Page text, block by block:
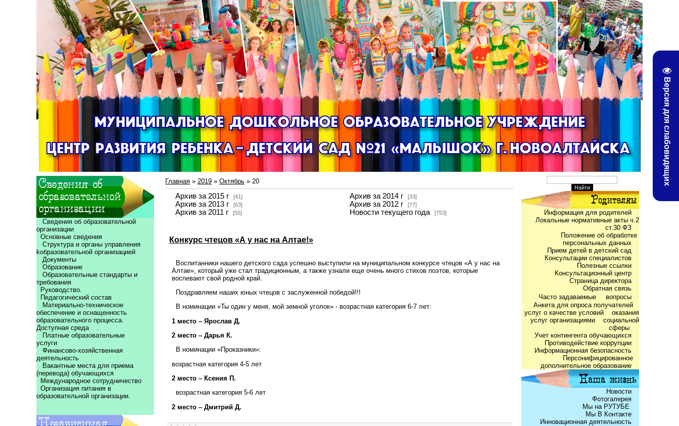
Версия для слабовидящих
Сведения об образовательной
организации
Основные сведения
Структура и органы управления
kобразовательной организацией
Документы
Образование
Образовательные стандарты и
требования
Руководство.
Педагогический состав
Материально-техническое
обеспечение и оснащенность
образовательного процесса.
Доступная среда
.
Платные образовательные
услуги
Финансово-хозяйственная
деятельность
Вакантные места для приема
(перевода) обучающихся
Международное сотрудничество
Организация питания в
образовательной организации.
Главная » 2019 » Октябрь » 20
Архив за 2015 г [41] Архив за 2014 г [33]
Архив за 2013 г [63] Архив за 2012 г [77]
Архив за 2011 г [55] Новости текущего года [753]
Конкурс чтецов «А у нас на Алтае!»
Воспитанники нашего детского сада успешно выступили на муниципальном конкурсе чтецов «А у нас на
Алтае», который уже стал традиционным, а также узнали еще очень много стихов поэтов, которые
воспевают свой родной край.
Поздравляем наших юных чтецов с заслуженной победой!!!
В номинации «Ты один у меня, мой земной уголок» - возрастная категория 6-7 лет:
1 место – Ярослав Д.
2 место – Дарья К.
В номинации «Проказники»:
возрастная категория 4-5 лет
2 место – Ксения П.
возрастная категория 5-6 лет
2 место – Дмитрий Д.
Информация для родителей
Локальные нормативные акты ч.2
ст.30 ФЗ
Положение об обработке
персональных данных
Прием детей в детский сад
Консультации специалистов
Полезные ссылки
Консультационный центр
Страница директора
Обратная связь
Часто задаваемые
вопросы
Анкета для опроса получателей
услуг о качестве условий оказания
услуг организациями социальной
сферы
Учет контингента обучающихся
Противодействие коррупции
Информационная безопасность
Персонифицированное
дополнительное образование
Новости
Фотогалерея
Мы на РУТУБЕ
Мы В Контакте
Инновационная деятельность